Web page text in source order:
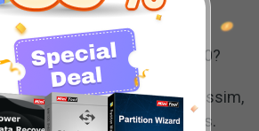
o OneDrive no Windows 10?
mostrará as soluções. Assim,
de três maneiras diferentes.